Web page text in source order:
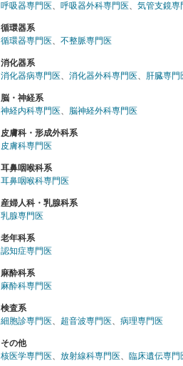
呼吸器専門医、 呼吸器外科専門医、 気管支鏡専
循環器系
循環器専門医、 不整脈専門医
消化器系
消化器病専門医、 消化器外科専門医、 肝臓専門
脳・神経系
神経内科専門医、 脳神経外科専門医
皮膚科・形成外科系
皮膚科専門医
耳鼻咽喉科系
耳鼻咽喉科専門医
産婦人科・乳腺科系
乳腺専門医
老年科系
認知症専門医
麻酔科系
麻酔科専門医
検査系
細胞診専門医、 超音波専門医、 病理専門医
その他
核医学専門医、 放射線科専門医、 臨床遺伝専門